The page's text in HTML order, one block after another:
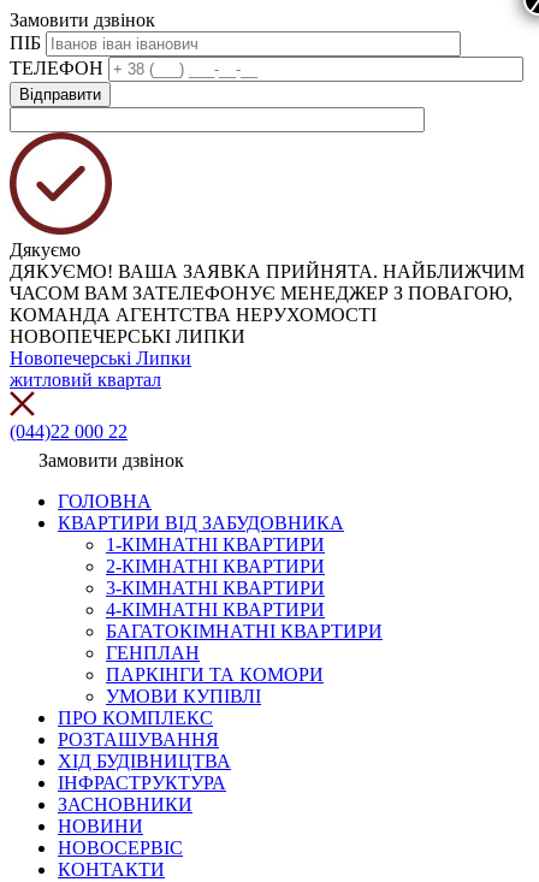
Замовити дзвінок
ПІБ
ТЕЛЕФОН
Дякуємо
ДЯКУЄМО! ВАША ЗАЯВКА ПРИЙНЯТА. НАЙБЛИЖЧИМ
ЧАСОМ ВАМ ЗАТЕЛЕФОНУЄ МЕНЕДЖЕР З ПОВАГОЮ,
КОМАНДА АГЕНТСТВА НЕРУХОМОСТІ
НОВОПЕЧЕРСЬКІ ЛИПКИ
Новопечерські Липки
житловий квартал
(044)22 000 22
Замовити дзвінок
ГОЛОВНА
КВАРТИРИ ВІД ЗАБУДОВНИКА
1-КІМНАТНІ КВАРТИРИ
2-КІМНАТНІ КВАРТИРИ
3-КІМНАТНІ КВАРТИРИ
4-КІМНАТНІ КВАРТИРИ
БАГАТОКІМНАТНІ КВАРТИРИ
ГЕНПЛАН
ПАРКІНГИ ТА КОМОРИ
УМОВИ КУПІВЛІ
ПРО КОМПЛЕКС
РОЗТАШУВАННЯ
ХІД БУДІВНИЦТВА
ІНФРАСТРУКТУРА
ЗАСНОВНИКИ
НОВИНИ
НОВОСЕРВІС
КОНТАКТИ